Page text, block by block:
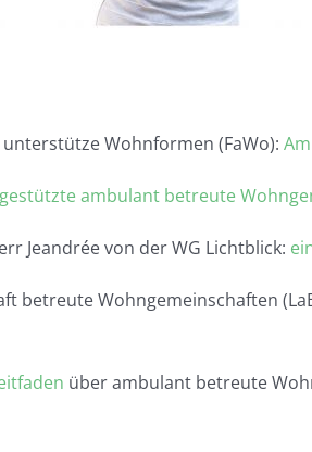
Wohnformen (FaWo):
ambulant betreute
Jeandrée von der WG Lichtblick:
betreute Wohngemeinschaften
über ambulant betreute